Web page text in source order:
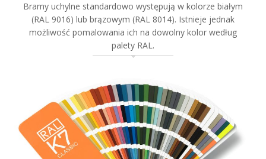
Bramy uchylne standardowo występują w kolorze białym
(RAL 9016) lub brązowym (RAL 8014). Istnieje jednak
możliwość pomalowania ich na dowolny kolor według
palety RAL.